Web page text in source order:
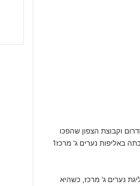
הדרום וקבוצת הצפון שהפכו
, מי שאימן אשתקד את קבוצת הצפון שזכתה באליפות נערים ג' מרכז1
נערים ג' מרכז, כשהיא